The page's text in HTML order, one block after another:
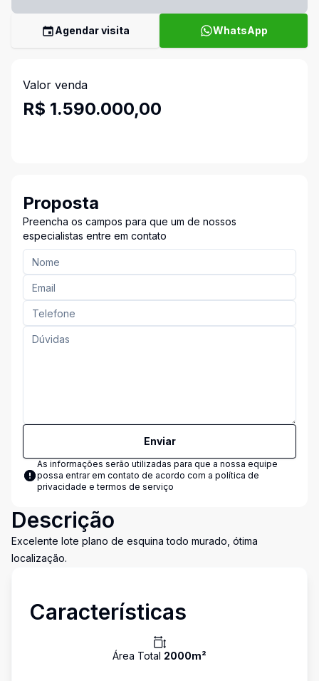
Agendar visita WhatsApp
Valor venda
R$ 1.590.000,00
Proposta
Preencha os campos para que um de nossos
especialistas entre em contato
Enviar
As informações serão utilizadas para que a nossa equipe
possa entrar em contato de acordo com a política de
privacidade e termos de serviço
Descrição
Excelente lote plano de esquina todo murado, ótima
localização.
Características
Área Total 2000m²